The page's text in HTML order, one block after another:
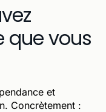
que vous
et
Concrètement :